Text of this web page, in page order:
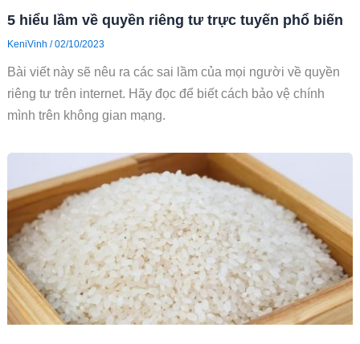
5 hiểu lầm về quyền riêng tư trực tuyến phổ biến
KeniVinh /02/10/2023
Bài viết này sẽ nêu ra các sai lầm của mọi người về quyền
riêng tư trên internet. Hãy đọc để biết cách bảo vệ chính
mình trên không gian mạng.